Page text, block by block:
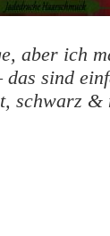
aber ich
das sind
schwarz &